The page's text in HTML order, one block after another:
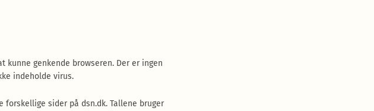
genkende browseren. Der er ingen
indeholde virus.
sider på dsn.dk. Tallene bruger